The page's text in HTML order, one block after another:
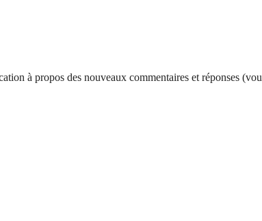
à propos des nouveaux commentaires et réponses